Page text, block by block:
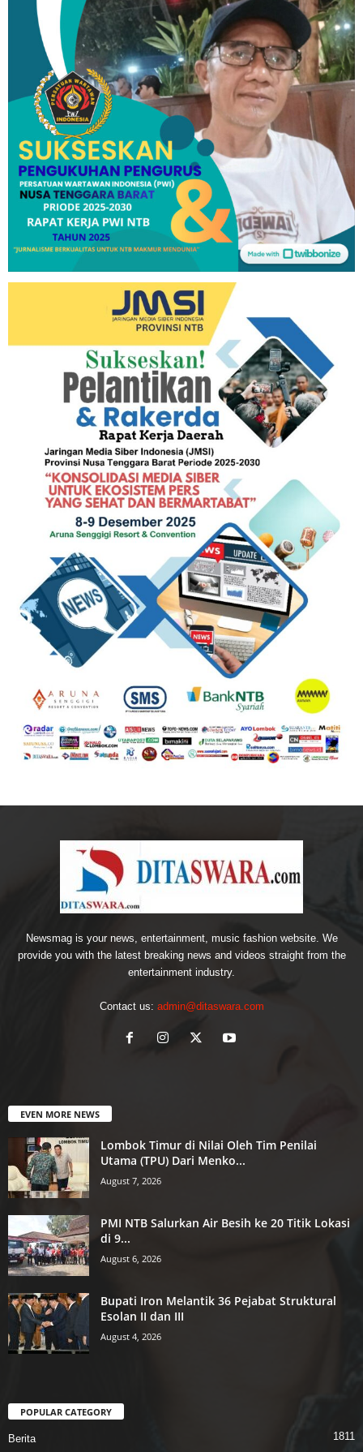
Newsmag is your news, entertainment, music fashion website. We
provide you with the latest breaking news and videos straight from the
entertainment industry.
Contact us: admin@ditaswara.com
EVEN MORE NEWS
Lombok Timur di Nilai Oleh Tim Penilai
Utama (TPU) Dari Menko...
August 7, 2026
PMI NTB Salurkan Air Besih ke 20 Titik Lokasi
di 9...
August 6, 2026
Bupati Iron Melantik 36 Pejabat Struktural
Esolan II dan III
August 4, 2026
POPULAR CATEGORY
Berita 1811